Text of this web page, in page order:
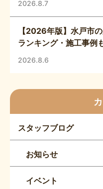
2026.8.7
【2026年版】水戸市
ランキング・施工事例
2026.8.6
スタッフブログ
お知らせ
イベント